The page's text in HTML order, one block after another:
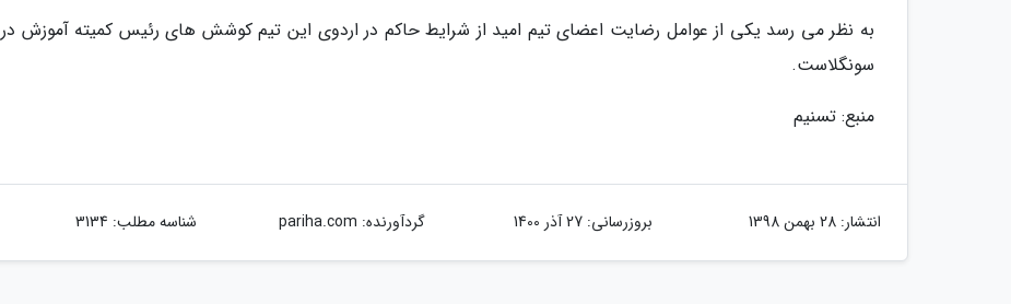
به نظر می رسد یکی از عوامل رضایت اعضای تیم امید از شرایط حاکم در اردوی این تیم کوشش های رئیس کمیته آموزش در
سونگلاست.
منبع: تسنیم
انتشار: 28 بهمن 1398 بروزرسانی: 27 آذر 1400 گردآورنده: pariha.com شناسه مطلب: 3134